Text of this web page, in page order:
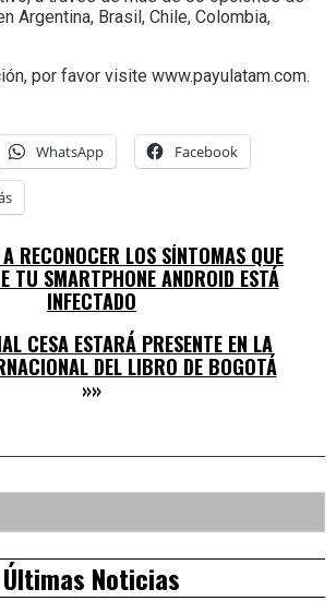
Argentina, Brasil, Chile, Colombia,
por favor visite www.payulatam.com.
WhatsApp Facebook
RECONOCER LOS SÍNTOMAS QUE
TU SMARTPHONE ANDROID ESTÁ
INFECTADO
CESA ESTARÁ PRESENTE EN LA
DEL LIBRO DE BOGOTÁ
»»
Últimas Noticias